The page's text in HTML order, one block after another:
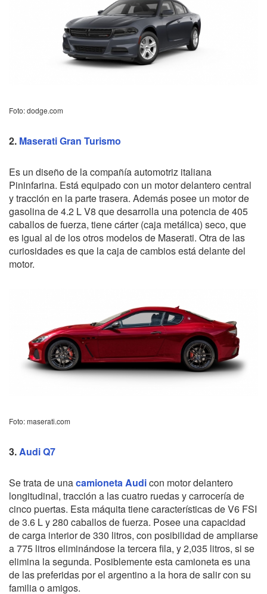
Foto: dodge.com
2. Maserati Gran Turismo
Es un diseño de la compañía automotriz italiana
Pininfarina. Está equipado con un motor delantero central
y tracción en la parte trasera. Además posee un motor de
gasolina de 4.2 L V8 que desarrolla una potencia de 405
caballos de fuerza, tiene cárter (caja metálica) seco, que
es igual al de los otros modelos de Maserati. Otra de las
curiosidades es que la caja de cambios está delante del
motor.
Foto: maserati.com
3.Audi Q7
Se trata de unacamioneta Audicon motor delantero
longitudinal, tracción a las cuatro ruedas y carrocería de
cinco puertas. Esta máquita tiene características de V6 FSI
de 3.6 L y 280 caballos de fuerza. Posee una capacidad
de carga interior de 330 litros, con posibilidad de ampliarse
a 775 litros eliminándose la tercera fila, y 2,035 litros, si se
elimina la segunda. Posiblemente esta camioneta es una
de las preferidas por el argentino a la hora de salir con su
familia o amigos.